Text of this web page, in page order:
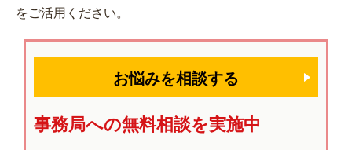
をご活用ください。
お悩みを相談する
事務局への無料相談を実施中